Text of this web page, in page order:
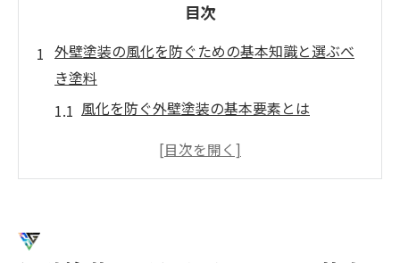
目次
外壁塗装の風化を防ぐための基本知識と選ぶべ
き塗料
風化を防ぐ外壁塗装の基本要素とは
選ばれるべき塗料の種類とその特長